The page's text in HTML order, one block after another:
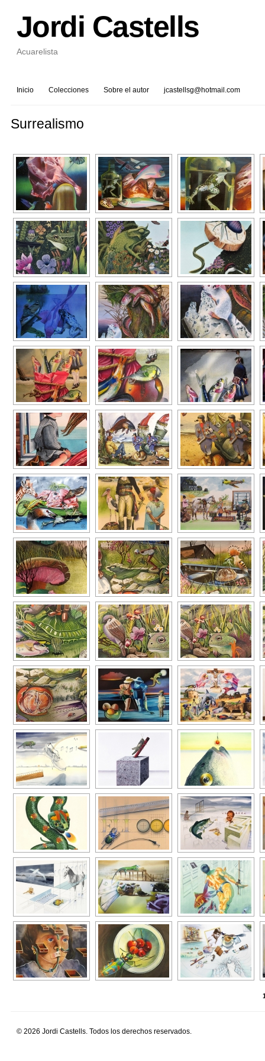
Jordi Castells
Acuarelista
Inicio Colecciones Sobre el autor jcastellsg@hotmail.com
Surrealismo
© 2026 Jordi Castells. Todos los derechos reservados.